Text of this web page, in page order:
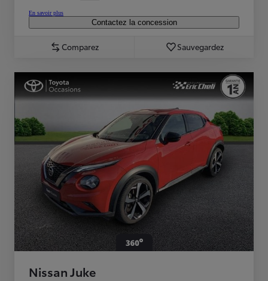
En savoir plus
Contactez la concession
Comparez Sauvegardez
Nissan Juke